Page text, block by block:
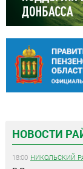
НОВОСТИ
18:00 НИКОЛЬСКИЙ